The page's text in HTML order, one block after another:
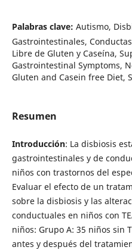
Palabras clave: Autismo,
Gastrointestinales,
Libre de Gluten y Caseína,
Gastrointestinal Symptoms,
Gluten and Casein free Diet,
Resumen
Introducción: La disbiosis
gastrointestinales y de
niños con trastornos del
Evaluar el efecto de un
sobre la disbiosis y las
conductuales en niños con
niños: Grupo A: 35 niños sin
antes y después del